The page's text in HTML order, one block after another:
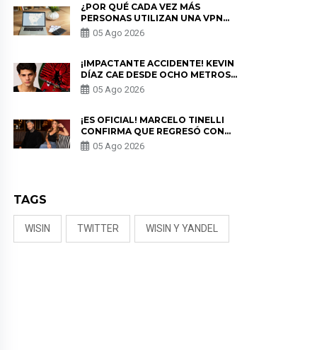
¿POR QUÉ CADA VEZ MÁS
PERSONAS UTILIZAN UNA VPN
PARA PROTEGER SU
PRIVACIDAD?
05 Ago 2026
¡IMPACTANTE ACCIDENTE! KEVIN
DÍAZ CAE DESDE OCHO METROS
EN “ESTO ES GUERRA” Y GENERA
PREOCUPACIÓN
05 Ago 2026
¡ES OFICIAL! MARCELO TINELLI
CONFIRMA QUE REGRESÓ CON
MILETT FIGUEROA: “EL AMOR
PUDO MÁS”
05 Ago 2026
TAGS
WISIN TWITTER WISIN Y YANDEL